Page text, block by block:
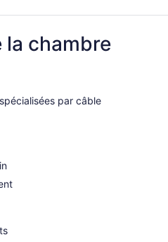
la chambre
par câble